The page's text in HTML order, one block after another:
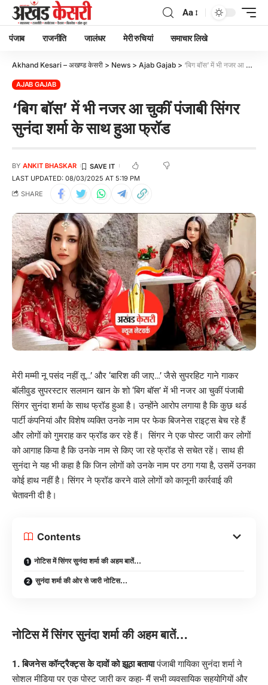
Aa
पंजाब राजनीति जालंधर मेरी रुचियां समाचार लिखे
Akhand Kesari – अखण्ड केसरी > News > Ajab Gajab > ‘बिग बॉस’ में भी नजर आ चुकीं पंजाबी सिंगर सुनंदा शर्मा के साथ हुआ फ्रॉड
AJAB GAJAB
‘बिग बॉस’ में भी नजर आ चुकीं पंजाबी सिंगर
सुनंदा शर्मा के साथ हुआ फ्रॉड
LAST UPDATED: 08/03/2025 AT 5:19 PM
BY ANKIT BHASKAR
SHARE
मेरी मम्मी नू पसंद नहीं तू…’ और ‘बारिश की जाए…’ जैसे सुपरहिट गाने गाकर
बॉलीवुड सुपरस्टार सलमान खान के शो ‘बिग बॉस’ में भी नजर आ चुकीं पंजाबी
सिंगर सुनंदा शर्मा के साथ फ्रॉड हुआ है। उन्होंने आरोप लगाया है कि कुछ थर्ड
पार्टी कंपनियां और विशेष व्यक्ति उनके नाम पर फेक बिजनेस राइट्स बेच रहे हैं
और लोगों को गुमराह कर फ्रॉड कर रहे हैं। सिंगर ने एक पोस्ट जारी कर लोगों
को आगाह किया है कि उनके नाम से किए जा रहे फ्रॉड से सचेत रहें। साथ ही
सुनंदा ने यह भी कहा है कि जिन लोगों को उनके नाम पर ठगा गया है, उसमें उनका
कोई हाथ नहीं है। सिंगर ने फ्रॉड करने वाले लोगों को कानूनी कार्रवाई की
चेतावनी दी है।
Contents
नोटिस में सिंगर सुनंदा शर्मा की अहम बातें…
सुनंदा शर्मा की ओर से जारी नोटिस…
नोटिस में सिंगर सुनंदा शर्मा की अहम बातें…
1. बिजनेस कॉन्ट्रैक्ट्स के दावों को झूठा बतायापंजाबी गायिका सुनंदा शर्मा ने
सोशल मीडिया पर एक पोस्ट जारी कर कहा- मैं सभी व्यवसायिक सहयोगियों और